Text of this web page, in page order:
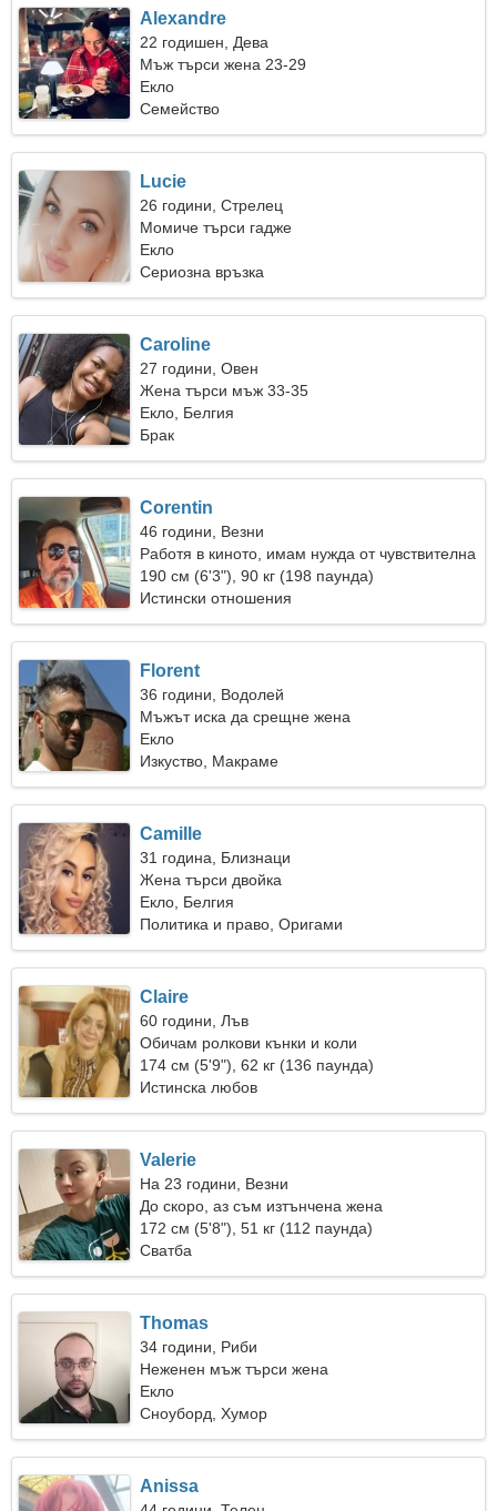
Alexandre
22 годишен, Дева
Мъж търси жена 23-29
Екло
Семейство
Lucie
26 години, Стрелец
Момиче търси гадже
Екло
Сериозна връзка
Caroline
27 години, Овен
Жена търси мъж 33-35
Екло, Белгия
Брак
Corentin
46 години, Везни
Работя в киното, имам нужда от чувствителна
жена
190 см (6'3"), 90 кг (198 паунда)
Истински отношения
Florent
36 години, Водолей
Мъжът иска да срещне жена
Екло
Изкуство, Макраме
Camille
31 година, Близнаци
Жена търси двойка
Екло, Белгия
Политика и право, Оригами
Claire
60 години, Лъв
Обичам ролкови кънки и коли
174 см (5'9"), 62 кг (136 паунда)
Истинска любов
Valerie
На 23 години, Везни
До скоро, аз съм изтънчена жена
172 см (5'8"), 51 кг (112 паунда)
Сватба
Thomas
34 години, Риби
Неженен мъж търси жена
Екло
Сноуборд, Хумор
Anissa